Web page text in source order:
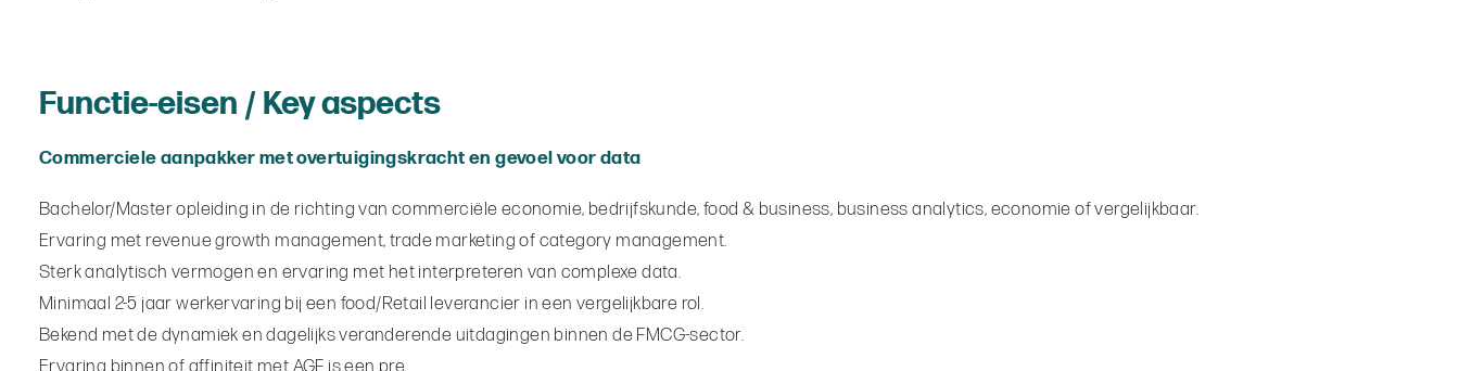
Functie-eisen / Key aspects
Commerciele aanpakker met overtuigingskracht en gevoel voor data
Bachelor/Master opleiding in de richting van commerciële economie, bedrijfskunde, food & business, business analytics, economie of vergelijkbaar.
Ervaring met revenue growth management, trade marketing of category management.
Sterk analytisch vermogen en ervaring met het interpreteren van complexe data.
Minimaal 2-5 jaar werkervaring bij een food/Retail leverancier in een vergelijkbare rol.
Bekend met de dynamiek en dagelijks veranderende uitdagingen binnen de FMCG-sector.
Ervaring binnen of affiniteit met AGF is een pre.